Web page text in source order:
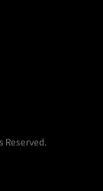
Reserved.